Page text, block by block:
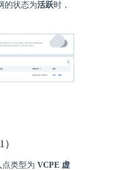
的状态为活跃时，
类型为 VCPE 虚